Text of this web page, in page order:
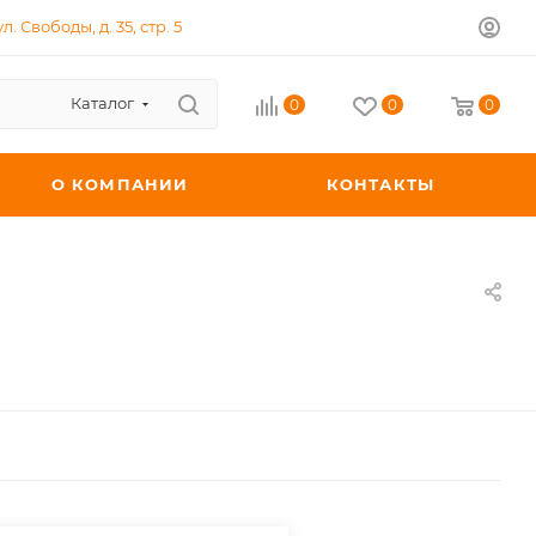
Свободы, д. 35, стр. 5
Каталог 0 0 0
О КОМПАНИИ КОНТАКТЫ